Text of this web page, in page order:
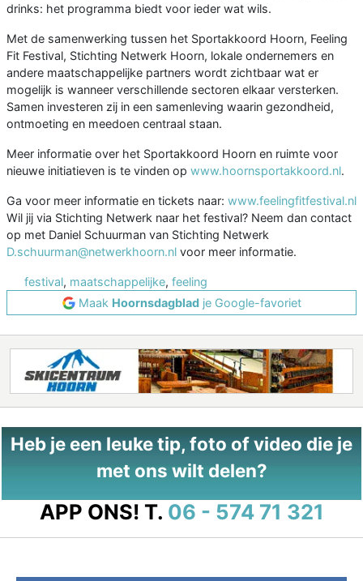
drinks: het programma biedt voor ieder wat wils.
Met de samenwerking tussen het Sportakkoord Hoorn, Feeling
Fit Festival, Stichting Netwerk Hoorn, lokale ondernemers en
andere maatschappelijke partners wordt zichtbaar wat er
mogelijk is wanneer verschillende sectoren elkaar versterken.
Samen investeren zij in een samenleving waarin gezondheid,
ontmoeting en meedoen centraal staan.
Meer informatie over het Sportakkoord Hoorn en ruimte voor
nieuwe initiatieven is te vinden op www.hoornsportakkoord.nl.
Ga voor meer informatie en tickets naar: www.feelingfitfestival.nl
Wil jij via Stichting Netwerk naar het festival? Neem dan contact
op met Daniel Schuurman van Stichting Netwerk
D.schuurman@netwerkhoorn.nl voor meer informatie.
festival, maatschappelijke, feeling
Maak Hoornsdagbladje Google-favoriet
Heb je een leuke tip, foto of video die je
met ons wilt delen?
APP ONS! T. 06 - 574 71 321